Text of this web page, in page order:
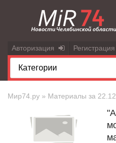
Авторизация Регистрация
Мир74.ру » Материалы за